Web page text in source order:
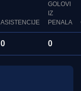
ASISTENCIJE
GOLOVI
IZ
PENALA
0 0